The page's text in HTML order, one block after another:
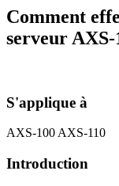
Comment
serveur AXS-
S'applique à
AXS-100 AXS-110
Introduction